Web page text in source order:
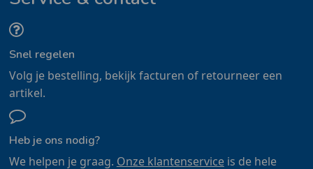
Snel regelen
Volg je bestelling, bekijk facturen of retourneer een
artikel.
Heb je ons nodig?
We helpen je graag. Onze klantenserviceis de hele